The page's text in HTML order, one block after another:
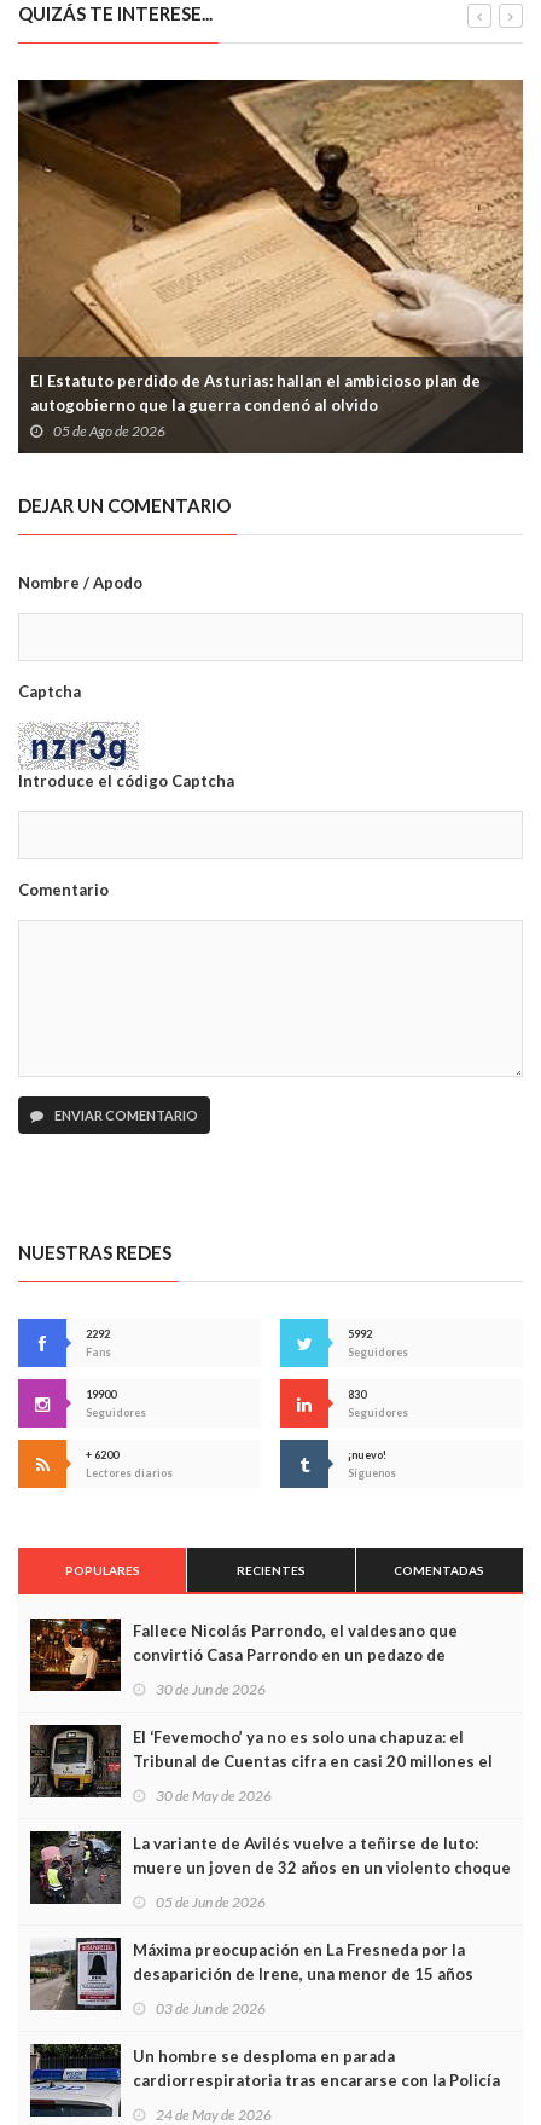
QUIZÁS TE INTERESE...
El Estatuto perdido de Asturias: hallan el ambicioso plan de
autogobierno que la guerra condenó al olvido
05 de Ago de 2026
DEJAR UN COMENTARIO
Nombre / Apodo
Captcha
Introduce el código Captcha
Comentario
ENVIAR COMENTARIO
NUESTRAS REDES
2292
Fans
5992
Seguidores
19900
Seguidores
830
Seguidores
+ 6200
Lectores diarios
¡nuevo!
Síguenos
POPULARES RECIENTES COMENTADAS
Fallece Nicolás Parrondo, el valdesano que
convirtió Casa Parrondo en un pedazo de
Asturias en Madrid
30 de Jun de 2026
El ‘Fevemocho’ ya no es solo una chapuza: el
Tribunal de Cuentas cifra en casi 20 millones el
sobrecoste de los trenes que no cabían por los
30 de May de 2026
La variante de Avilés vuelve a teñirse de luto:
muere un joven de 32 años en un violento choque
frontal
05 de Jun de 2026
Máxima preocupación en La Fresneda por la
desaparición de Irene, una menor de 15 años
03 de Jun de 2026
Un hombre se desploma en parada
cardiorrespiratoria tras encararse con la Policía
Local en Luanco
24 de May de 2026